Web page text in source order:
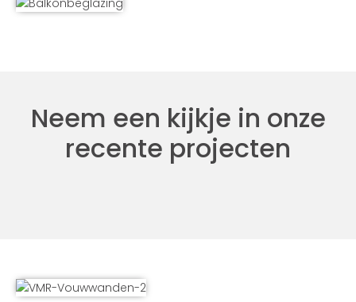
Neem een kijkje in onze
recente projecten